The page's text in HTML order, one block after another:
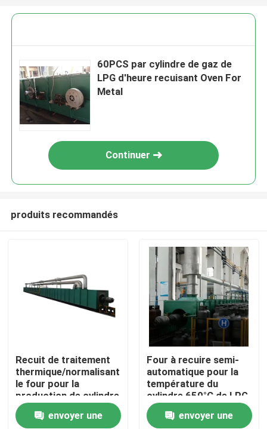
Aperçu
Produits
60PCS par cylindre de gaz de
LPG d'heure recuisant Oven For
Metal
Continuer
produits recommandés
Recuit de traitement
thermique/normalisant
le four pour la
production de cylindre
de gaz de LPG
envoyer une
Four à recuire semi-
automatique pour la
température du
cylindre 650°C de LPG
de la chambre
envoyer une